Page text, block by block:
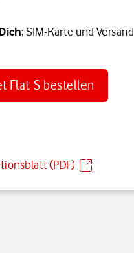
SIM-Karte und Versand
Flat S bestellen
(PDF)